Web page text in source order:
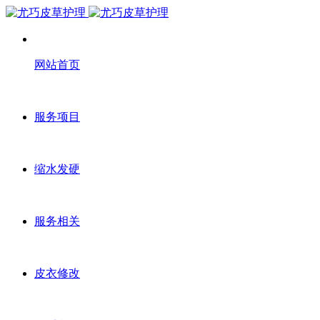
网站首页
服务项目
缩水发硬
服务相关
皮衣修改